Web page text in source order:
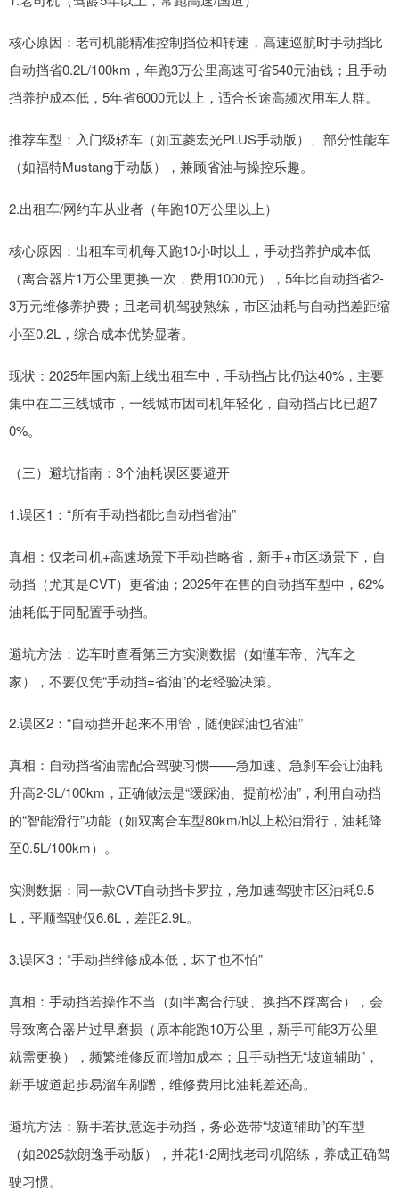
核心原因：老司机能精准控制挡位和转速，高速巡航时手动挡比
自动挡省0.2L/100km，年跑3万公里高速可省540元油钱；且手动
挡养护成本低，5年省6000元以上，适合长途高频次用车人群。
推荐车型：入门级轿车（如五菱宏光PLUS手动版）、部分性能车
（如福特Mustang手动版），兼顾省油与操控乐趣。
2.出租车/网约车从业者（年跑10万公里以上）
核心原因：出租车司机每天跑10小时以上，手动挡养护成本低
（离合器片1万公里更换一次，费用1000元），5年比自动挡省2-
3万元维修养护费；且老司机驾驶熟练，市区油耗与自动挡差距缩
小至0.2L，综合成本优势显著。
现状：2025年国内新上线出租车中，手动挡占比仍达40%，主要
集中在二三线城市，一线城市因司机年轻化，自动挡占比已超7
0%。
（三）避坑指南：3个油耗误区要避开
1.误区1：“所有手动挡都比自动挡省油”
真相：仅老司机+高速场景下手动挡略省，新手+市区场景下，自
动挡（尤其是CVT）更省油；2025年在售的自动挡车型中，62%
油耗低于同配置手动挡。
避坑方法：选车时查看第三方实测数据（如懂车帝、汽车之
家），不要仅凭“手动挡=省油”的老经验决策。
2.误区2：“自动挡开起来不用管，随便踩油也省油”
真相：自动挡省油需配合驾驶习惯——急加速、急刹车会让油耗
升高2-3L/100km，正确做法是“缓踩油、提前松油”，利用自动挡
的“智能滑行”功能（如双离合车型80km/h以上松油滑行，油耗降
至0.5L/100km）。
实测数据：同一款CVT自动挡卡罗拉，急加速驾驶市区油耗9.5
L，平顺驾驶仅6.6L，差距2.9L。
3.误区3：“手动挡维修成本低，坏了也不怕”
真相：手动挡若操作不当（如半离合行驶、换挡不踩离合），会
导致离合器片过早磨损（原本能跑10万公里，新手可能3万公里
就需更换），频繁维修反而增加成本；且手动挡无“坡道辅助”，
新手坡道起步易溜车剐蹭，维修费用比油耗差还高。
避坑方法：新手若执意选手动挡，务必选带“坡道辅助”的车型
（如2025款朗逸手动版），并花1-2周找老司机陪练，养成正确驾
驶习惯。